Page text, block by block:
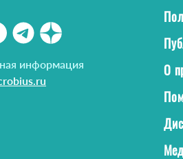
информация
О